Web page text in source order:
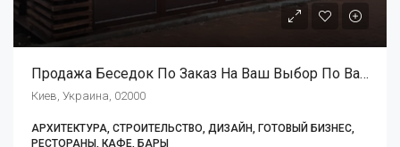
Продажа Беседок По Заказ На Ваш Выбор По Вашему Желанию
Киев, Украина, 02000
АРХИТЕКТУРА, СТРОИТЕЛЬСТВО, ДИЗАЙН, ГОТОВЫЙ БИЗНЕС,
РЕСТОРАНЫ, КАФЕ, БАРЫ